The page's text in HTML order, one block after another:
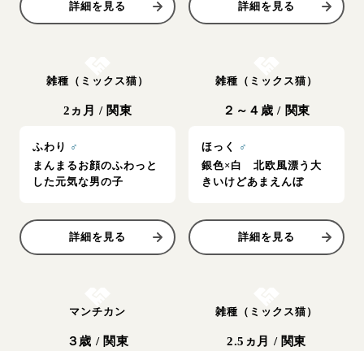
詳細を見る 詳細を見る
雑種（ミックス猫）
2ヵ月 / 関東
ふわり ♂
まんまるお顔のふわっと
した元気な男の子
詳細を見る
雑種（ミックス猫）
２～４歳 / 関東
ほっく
♂
銀色×白 北欧風漂う大
きいけどあまえんぼ
詳細を見る
マンチカン
３歳 / 関東
雑種（ミックス猫）
2.5ヵ月 / 関東